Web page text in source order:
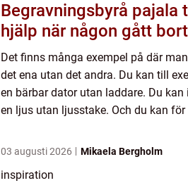
Begravningsbyrå pajala trygg
hjälp när någon gått bort
Det finns många exempel på där
det ena utan det andra. Du kan till
en bärbar dator utan laddare. Du kan
en ljus utan ljusstake. Och du kan
03 augusti 2026 Mikaela Bergholm
inspiration